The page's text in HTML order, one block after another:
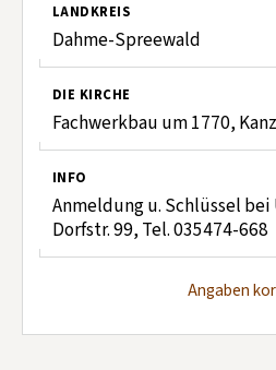
LANDKREIS
Dahme-Spreewald
DIE KIRCHE
Fachwerkbau um 1770,
INFO
Anmeldung u. Schlüssel
Dorfstr. 99, Tel. 035474-668
Angaben